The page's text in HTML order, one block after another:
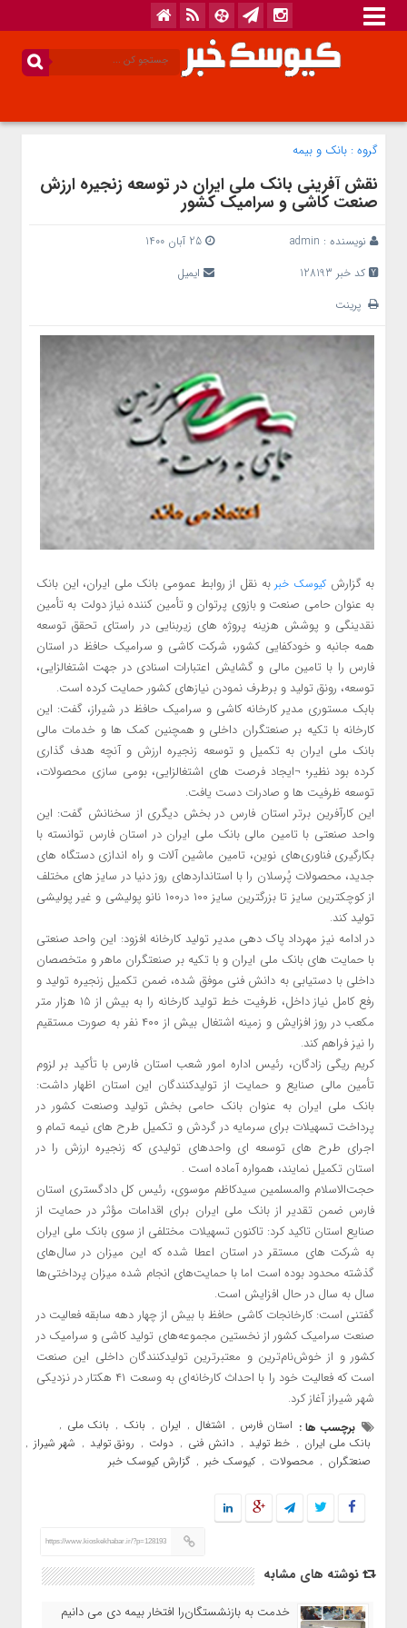
گروه : بانک‌ و بیمه
نقش آفرینی بانک ملی ایران در توسعه زنجیره ارزش
صنعت کاشی و سرامیک کشور
نویسنده : admin
25 آبان 1400
کد خبر 128193
ایمیل
پرینت
به گزارشکیوسک خبر به نقل از روابط عمومی بانک ملی ایران، این بانک
به عنوان حامی صنعت و بازوی پرتوان و تأمین کننده نیاز دولت به تأمین
نقد‌ینگی و پوشش هزینه‎ پروژه های زیربنایی د‌ر راستای تحقق توسعه
همه جانبه و خود‌کفایی کشور، شرکت کاشی و سرامیک حافظ در استان
فارس را با تامین مالی و گشایش اعتبارات اسنادی در جهت اشتغالزایی،
توسعه، رونق تولید و برطرف نمودن نیازهای کشور حمایت کرده است.
بابک مستوری مدیر کارخانه کاشی و سرامیک حافظ در شیراز، گفت: این
کارخانه با تکیه بر صنعتگران داخلی و همچنین کمک ها و خدمات مالی
بانک ملی ایران به تکمیل و توسعه زنجیره ارزش و آنچه هدف گذاری
کرده بود نظیر؛ ¬ایجاد فرصت های اشتغالزایی، بومی سازی محصولات،
توسعه ظرفیت ها و صادرات دست یافت.
این کارآفرین برتر استان فارس در بخش دیگری از سخنانش گفت: این
واحد صنعتی با تامین مالی بانک ملی ایران در استان فارس توانسته با
بکارگیری فناوری‌های نوین، تامین ماشین آلات و راه اندازی دستگاه های
جدید، محصولات پُرسلان را با استانداردهای روز دنیا در سایز های مختلف
از کوچکترین سایز تا بزرگترین سایز ۱۰۰ در۱۰۰ نانو پولیشی و غیر پولیشی
تولید کند.
در ادامه نیز مهرداد پاک دهی مدیر تولید کارخانه افزود: این واحد صنعتی
با حمایت های بانک ملی ایران و با تکیه بر صنعتگران ماهر و متخصصان
داخلی با دستیابی به دانش فنی موفق شده، ضمن تکمیل زنجیره تولید و
رفع کامل نیاز داخل، ظرفیت خط تولید کارخانه را به بیش از ۱۵ هزار متر
مکعب در روز افزایش و زمینه اشتغال بیش از ۴۰۰ نفر به صورت مستقیم
را نیز فراهم کند.
کریم ریگی زادگان، رئیس اداره امور شعب استان فارس با تأکید بر لزوم
تأمین مالی صنایع و حمایت از تولیدکنندگان این استان اظهار داشت:
بانک ملی ایران به عنوان بانک حامی بخش تولید وصنعت کشور در
پرداخت تسهیلات برای سرمایه در گردش و تکمیل طرح های نیمه تمام و
اجرای طرح های توسعه ای واحدهای تولیدی که زنجیره ارزش را در
استان تکمیل نمایند، همواره آماده است .
حجت‌الاسلام والمسلمین سیدکاظم موسوی، رئیس کل دادگستری استان
فارس ضمن تقدیر از بانک ملی ایران برای اقدامات مؤثر در حمایت از
صنایع استان تاکید کرد: تاکنون تسهیلات مختلفی از سوی بانک‌ ملی ایران
به شرکت های مستقر در استان اعطا شده که این میزان در سال‌های
گذشته محدود بوده است اما با حمایت‌های انجام شده میزان پرداختی‌ها
سال به سال در حال افزایش است.
گفتنی است: کارخانجات کاشی حافظ با بیش از چهار دهه سابقه فعالیت در
صنعت سرامیک کشور از نخستین مجموعه‌های تولید کاشی و سرامیک در
کشور و از خوش‌نام‌ترین و معتبر‌ترین تولیدکنندگان داخلی این صنعت
است که فعالیت خود را با احداث کارخانه‌ای به وسعت ۴۱ هکتار در نزدیکی
شهر شیراز آغاز کرد.
برچسب ها : استان فارس , اشتغال , ایران , بانک , بانک ملی ,
بانک ملی ایران , خط تولید , دانش فنی , دولت , رونق تولید , شهر شیراز ,
صنعتگران , محصولات , کیوسک خبر , گزارش کیوسک خبر
https://www.kioskekhabar.ir/?p=128193
نوشته های مشابه
خدمت به بازنشستگان‌را افتخار بیمه دی می دانیم